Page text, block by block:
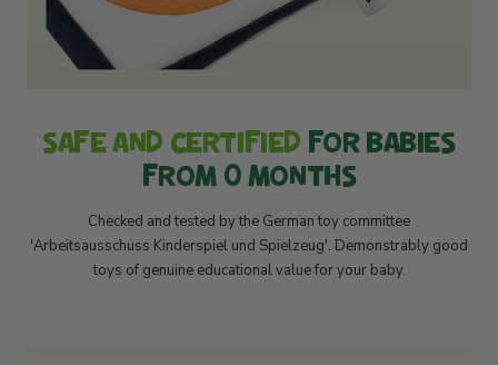
SAFE AND CERTIFIED FOR BABIES
FROM 0 MONTHS
Checked and tested by the German toy committee
'Arbeitsausschuss Kinderspiel und Spielzeug'. Demonstrably good
toys of genuine educational value for your baby.